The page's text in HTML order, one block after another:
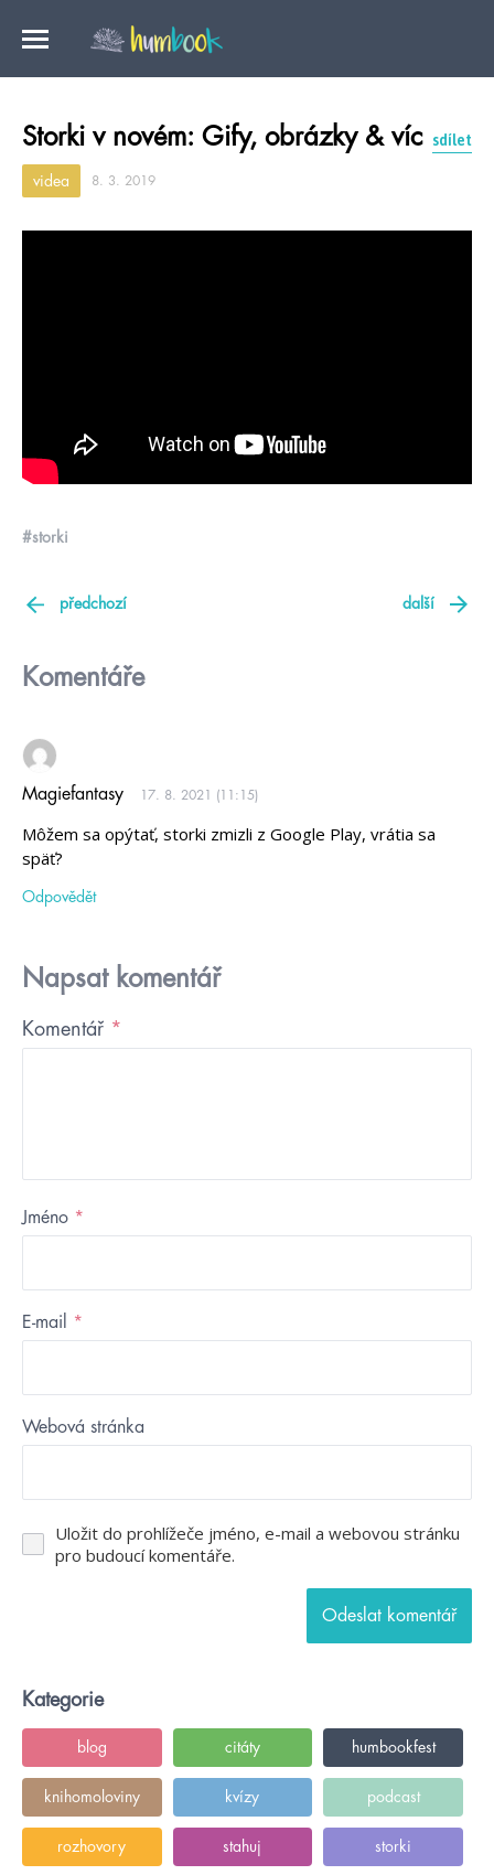
Storki v novém: Gify, obrázky & víc sdílet
videa 8. 3. 2019
#storki
předchozí další
Komentáře
Magiefantasy 17. 8. 2021 (11:15)
Môžem sa opýtať, storki zmizli z Google Play, vrátia sa
späť?
Odpovědět
Napsat komentář
Komentář *
Jméno *
E-mail *
Webová stránka
Uložit do prohlížeče jméno, e-mail a webovou stránku
pro budoucí komentáře.
Kategorie
blog citáty humbookfest
knihomoloviny kvízy podcast
rozhovory stahuj storki